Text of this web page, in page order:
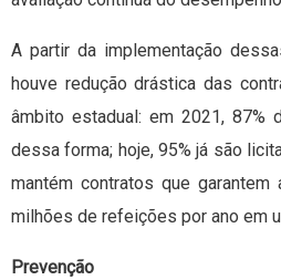
A partir da implementação
houve redução drástica das
âmbito estadual: em 2021, 87%
dessa forma; hoje, 95% já são
mantém contratos que
milhões de refeições por ano em
Prevenção